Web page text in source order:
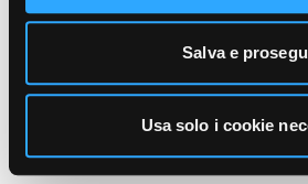
Salva e
Usa solo i cookie